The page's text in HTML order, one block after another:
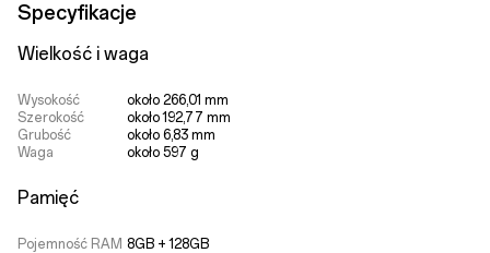
Specyfikacje
Wielkość i waga
Wysokość
około 266,01 mm
Szerokość
około 192,77 mm
Grubość
około 6,83 mm
Waga
około 597 g
Pamięć
Pojemność RAM 8GB + 128GB